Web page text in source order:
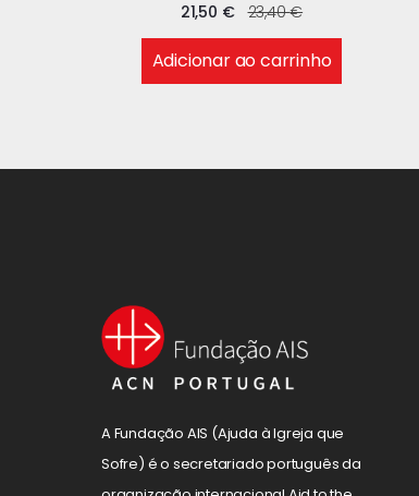
23,40€
21,50 €
Adicionar ao carrinho
A Fundação AIS (Ajuda à Igreja que
Sofre) é o secretariado português da